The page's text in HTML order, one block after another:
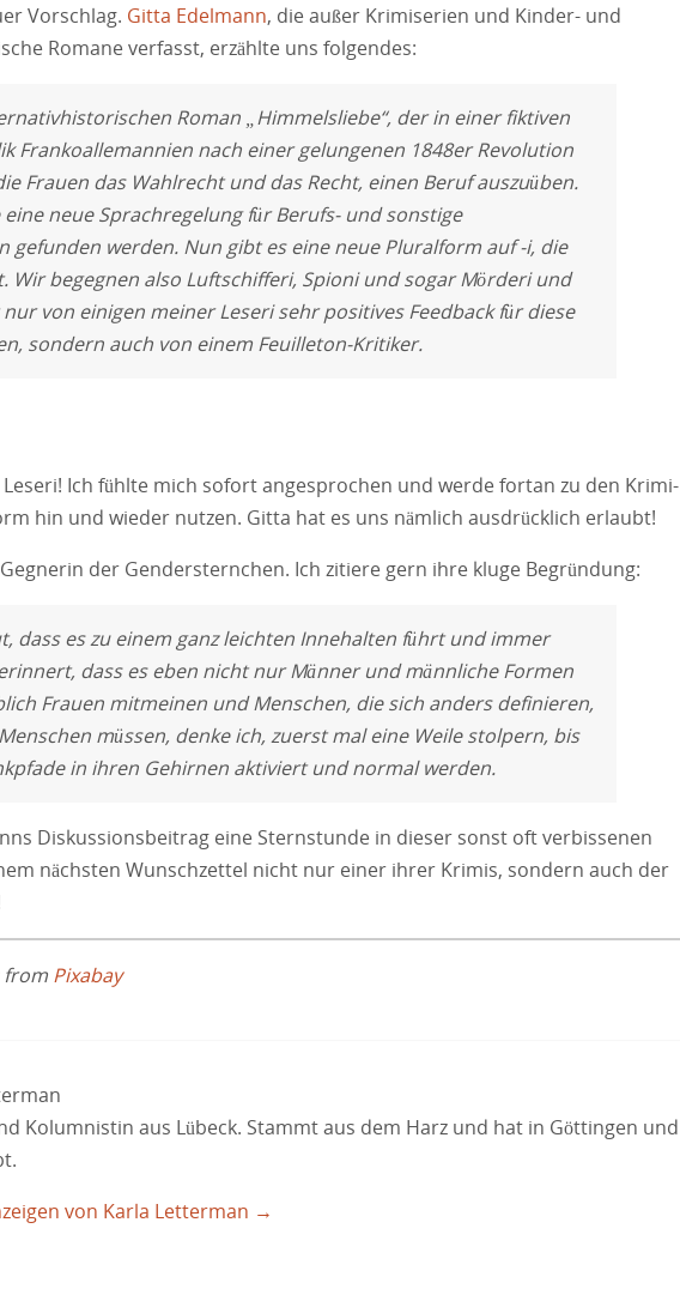
Vorschlag. Gitta Edelmann, die außer Krimiserien und Kinder- und
Romane verfasst, erzählte uns folgendes:
Roman „Himmelsliebe“, der in einer fiktiven
Frankoallemannien nach einer gelungenen 1848er Revolution
Frauen das Wahlrecht und das Recht, einen Beruf auszuüben.
neue Sprachregelung für Berufs- und sonstige
gefunden werden. Nun gibt es eine neue Pluralform auf -i, die
Wir begegnen also Luftschifferi, Spioni und sogar Mörderi und
von einigen meiner Leseri sehr positives Feedback für diese
sondern auch von einem Feuilleton-Kritiker.
Leseri! Ich fühlte mich sofort angesprochen und werde fortan zu den Krimi-
hin und wieder nutzen. Gitta hat es uns nämlich ausdrücklich erlaubt!
der Gendersternchen. Ich zitiere gern ihre kluge Begründung:
dass es zu einem ganz leichten Innehalten führt und immer
dass es eben nicht nur Männer und männliche Formen
Frauen mitmeinen und Menschen, die sich anders definieren,
müssen, denke ich, zuerst mal eine Weile stolpern, bis
in ihren Gehirnen aktiviert und normal werden.
Diskussionsbeitrag eine Sternstunde in dieser sonst oft verbissenen
nächsten Wunschzettel nicht nur einer ihrer Krimis, sondern auch der
from Pixabay
Kolumnistin aus Lübeck. Stammt aus dem Harz und hat in Göttingen und
von Karla Letterman →